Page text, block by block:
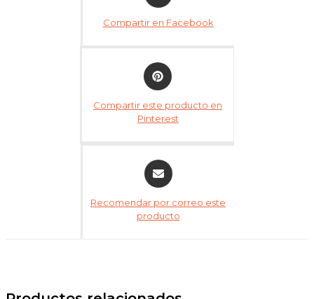
new
Compartir en Facebook
Opens
in
new
window
Compartir este producto en
Pinterest
Opens
in
new
window
Recomendar por correo este
producto